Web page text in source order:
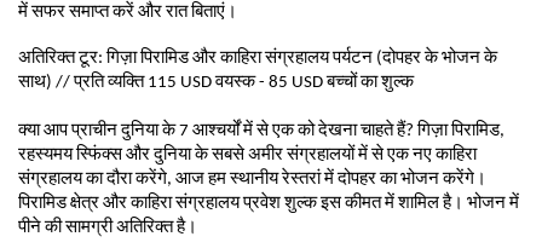
में सफर समाप्त करें और रात बिताएं।
अतिरिक्त टूर: गिज़ा पिरामिड और काहिरा संग्रहालय पर्यटन (दोपहर के भोजन के
साथ) // प्रति व्यक्ति 115 USD वयस्क - 85 USD बच्चों का शुल्क
क्या आप प्राचीन दुनिया के 7 आश्चर्यों में से एक को देखना चाहते हैं? गिज़ा पिरामिड,
रहस्यमय स्फिंक्स और दुनिया के सबसे अमीर संग्रहालयों में से एक नए काहिरा
संग्रहालय का दौरा करेंगे, आज हम स्थानीय रेस्तरां में दोपहर का भोजन करेंगे।
पिरामिड क्षेत्र और काहिरा संग्रहालय प्रवेश शुल्क इस कीमत में शामिल है। भोजन में
पीने की सामग्री अतिरिक्त है।